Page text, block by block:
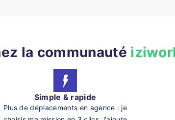
la communauté
Simple & rapide
Plus de déplacements en agence : je